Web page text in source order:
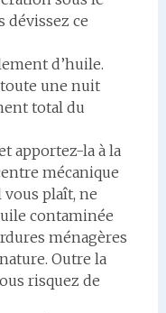
dévissez ce
d’huile.
une nuit
total du
apportez-la à la
mécanique
vous plaît, ne
contaminée
ménagères
Outre la
risquez de